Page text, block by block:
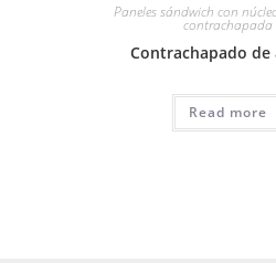
Paneles sándwich con
contrachapada
Contrachapado de
Read more